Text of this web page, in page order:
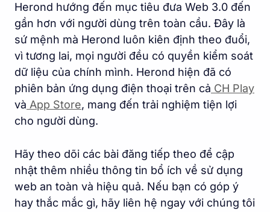
Herond hướng đến mục tiêu đưa Web 3.0 đến
gần hơn với người dùng trên toàn cầu. Đây là
sứ mệnh mà Herond luôn kiên định theo đuổi,
vì tương lai, mọi người đều có quyền kiểm soát
dữ liệu của chính mình. Herond hiện đã có
phiên bản ứng dụng điện thoại trên cả CH Play
và App Store, mang đến trải nghiệm tiện lợi
cho người dùng.
Hãy theo dõi các bài đăng tiếp theo để cập
nhật thêm nhiều thông tin bổ ích về sử dụng
web an toàn và hiệu quả. Nếu bạn có góp ý
hay thắc mắc gì, hãy liên hệ ngay với chúng tôi